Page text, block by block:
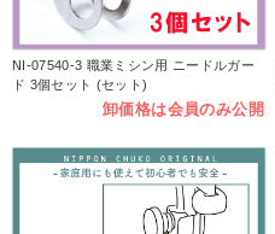
NI-07540-3 職業ミシン用 ニードルガー
ド 3個セット (セット)
卸価格は会員のみ公開